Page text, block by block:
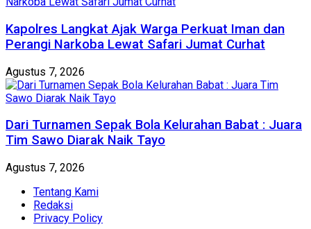
Kapolres Langkat Ajak Warga Perkuat Iman dan
Perangi Narkoba Lewat Safari Jumat Curhat
Agustus 7, 2026
Dari Turnamen Sepak Bola Kelurahan Babat : Juara
Tim Sawo Diarak Naik Tayo
Agustus 7, 2026
Tentang Kami
Redaksi
Privacy Policy